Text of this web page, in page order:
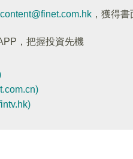
content@finet.com.hk ，獲得
，把握投資先機